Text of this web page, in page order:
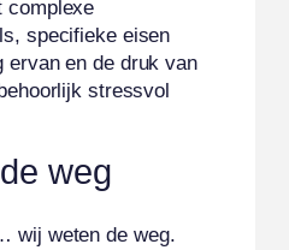
complexe
specifieke eisen
ervan en de druk van
stressvol
de weg
wij weten de weg.